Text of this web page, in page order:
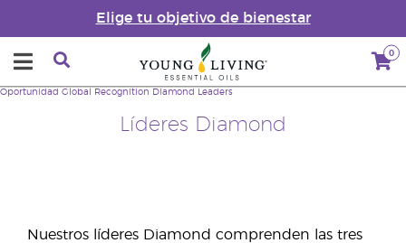
Elige tu objetivo de bienestar
0
Líderes Diamond
Oportunidad Global Recognition Diamond Leaders
Nuestros líderes Diamond comprenden las tres